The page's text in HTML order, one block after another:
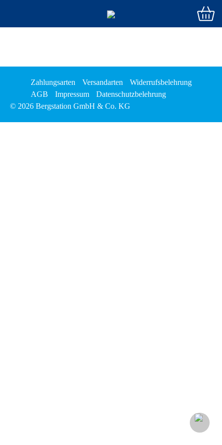
Zahlungsarten Versandarten
Widerrufsbelehrung
AGB
Impressum
Datenschutzbelehrung
© 2026 Bergstation GmbH & Co. KG